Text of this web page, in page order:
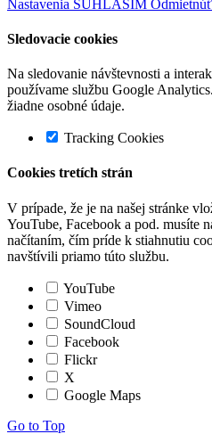
Nastavenia SÚHLASÍM Odmietnúť
Sledovacie cookies
Na sledovanie návštevnosti a
používame službu Google
žiadne osobné údaje.
Tracking Cookies
Cookies tretích strán
V prípade, že je na našej stránke
YouTube, Facebook a pod. musíte
načítaním, čím príde k stiahnutiu
navštívili priamo túto službu.
YouTube
Vimeo
SoundCloud
Facebook
Flickr
X
Google Maps
Go to Top